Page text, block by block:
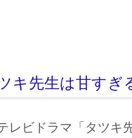
キ先生は甘すぎ
レビドラマ「タツキ